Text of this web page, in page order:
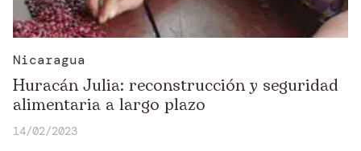
Nicaragua
Huracán Julia: reconstrucción y seguridad
alimentaria a largo plazo
14/02/2023